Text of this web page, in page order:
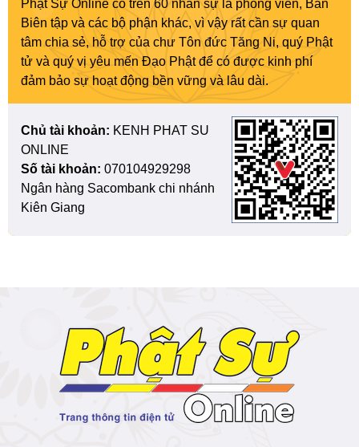
Phật Sự Online có trên 60 nhân sự là phóng viên, Ban
Biên tập và các bộ phận khác, vì vậy rất cần sự quan
tâm chia sẻ, hỗ trợ của chư Tôn đức Tăng Ni, quý Phật
tử và quý vị yêu mến Đạo Phật để có được kinh phí
đảm bảo sự hoạt động bền vững và lâu dài.
Chủ tài khoản: KENH PHAT SU
ONLINE
Số tài khoản: 070104929298
Ngân hàng Sacombank chi nhánh
Kiên Giang